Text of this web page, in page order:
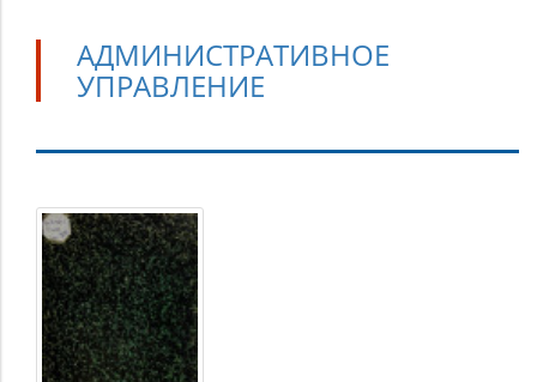
АДМИНИСТРАТИВНОЕ
УПРАВЛЕНИЕ
Административное
управление